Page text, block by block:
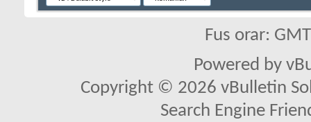
Fus orar:
Powered by
Copyright © 2026 vBulletin
Search Engine